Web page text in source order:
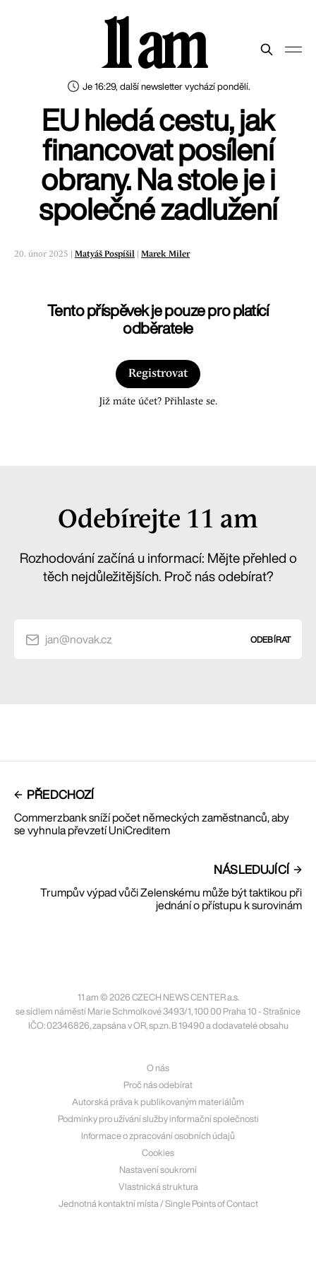
Je 16:29, další newsletter vychází pondělí.
11 am
EU hledá cestu, jak
financovat posílení
obrany. Na stole je i
společné zadlužení
20. únor 2025 | Matyáš Pospíšil Marek Miler
Tento příspěvek je pouze pro platící
odběratele
Registrovat
Již máte účet? Přihlaste se.
Odebírejte 11 am
Rozhodování začíná u informací: Mějte přehled o
těch nejdůležitějších. Proč nás odebírat?
jan@novak.cz ODEBÍRAT
PŘEDCHOZÍ
Commerzbank sníží počet německých zaměstnanců, aby
se vyhnula převzetí UniCreditem
NÁSLEDUJÍCÍ
Trumpův výpad vůči Zelenskému může být taktikou při
jednání o přístupu k surovinám
11 am © 2026 CZECH NEWS CENTER a.s.
se sídlem náměstí Marie Schmolkové 3493/1, 100 00 Praha 10 - Strašnice
IČO: 02346826, zapsána v OR, sp.zn. B 19490 a dodavatelé obsahu
O nás
Proč nás odebírat
Autorská práva k publikovaným materiálům
Podmínky pro užívání služby informační společnosti
Informace o zpracování osobních údajů
Cookies
Nastavení soukromí
Vlastnická struktura
Jednotná kontaktní místa / Single Points of Contact